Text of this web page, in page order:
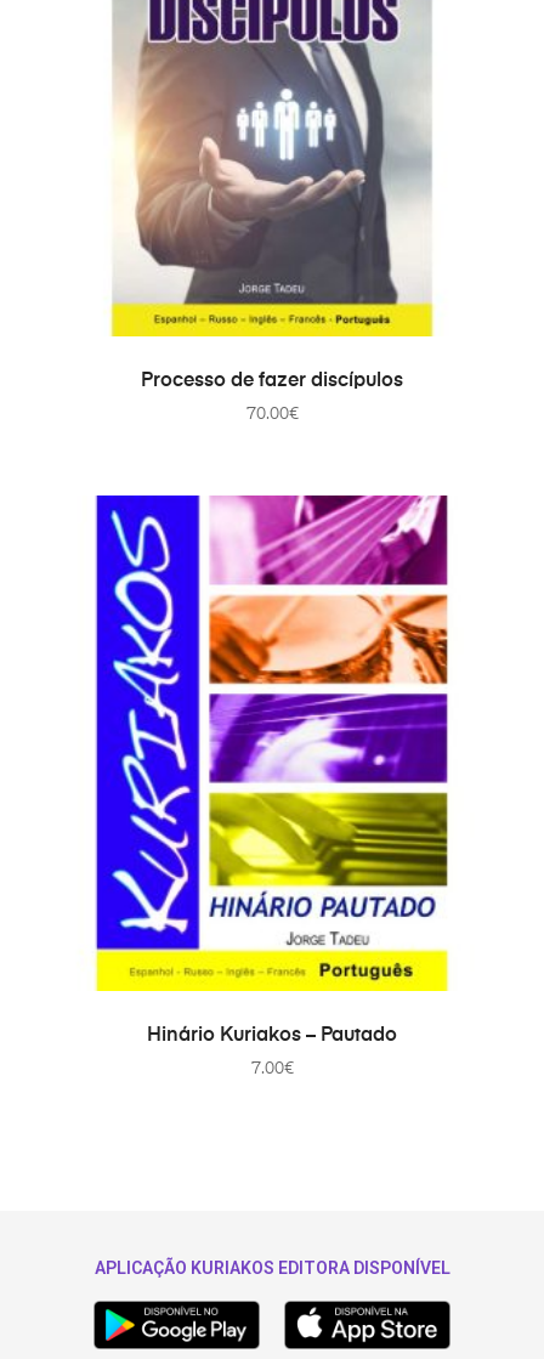
PRIDAŤ DO KOŠÍKA
Processo de fazer discípulos
70.00€
PRIDAŤ DO KOŠÍKA
Hinário Kuriakos – Pautado
7.00€
APLICAÇÃO KURIAKOS EDITORA DISPONÍVEL